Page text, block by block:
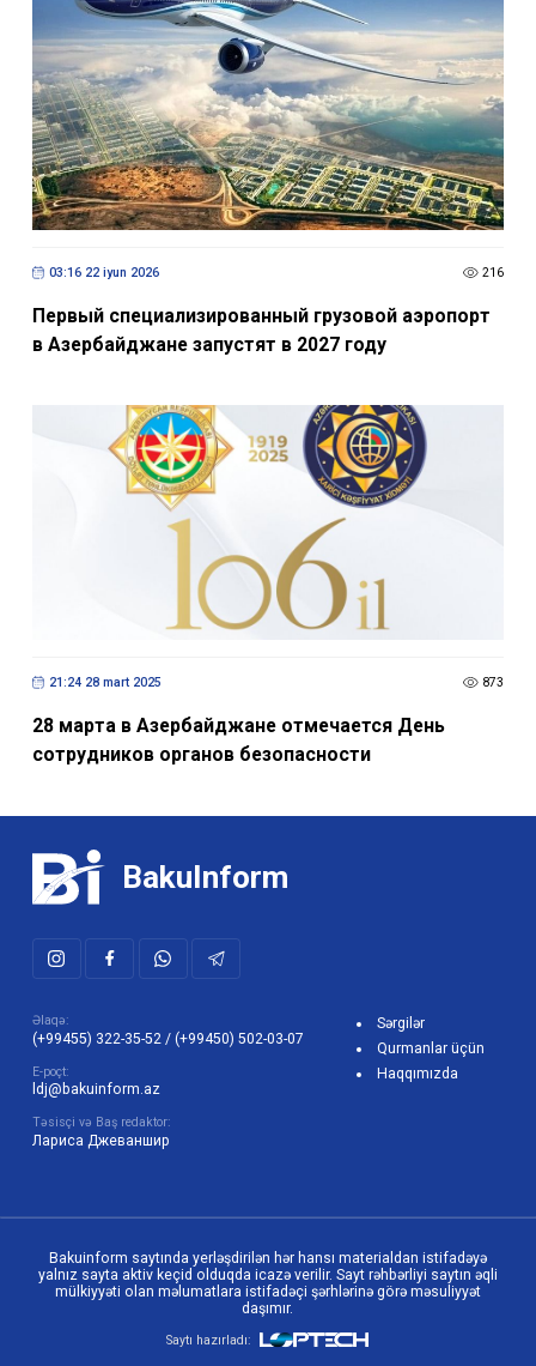
03:16 22 iyun 2026 216
Первый специализированный грузовой аэропорт
в Азербайджане запустят в 2027 году
21:24 28 mart 2025 873
28 марта в Азербайджане отмечается День
сотрудников органов безопасности
BakuInform
Əlaqə:
(+99455) 322-35-52 / (+99450) 502-03-07
E-poçt:
ldj@bakuinform.az
Təsisçi və Baş redaktor:
Лариса Джеваншир
Sərgilər
Qurmanlar üçün
Haqqımızda
Bakuinform saytında yerləşdirilən hər hansı materialdan istifadəyə
yalnız sayta aktiv keçid olduqda icazə verilir. Sayt rəhbərliyi saytın əqli
mülkiyyəti olan məlumatlara istifadəçi şərhlərinə görə məsuliyyət
daşımır.
Saytı hazırladı: